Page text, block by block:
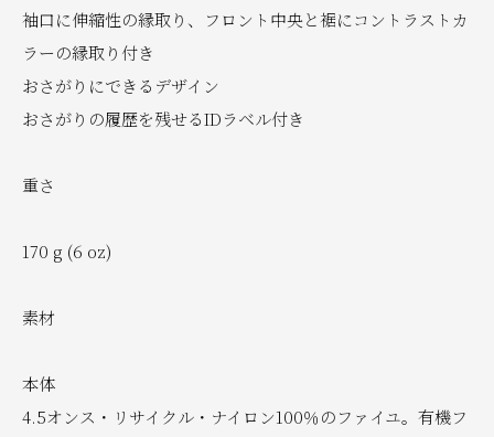
袖口に伸縮性の縁取り、フロント中央と裾にコントラストカ
ラーの縁取り付き
おさがりにできるデザイン
おさがりの履歴を残せるIDラベル付き
重さ
170 g (6 oz)
素材
本体
4.5オンス・リサイクル・ナイロン100％のファイユ。有機フ